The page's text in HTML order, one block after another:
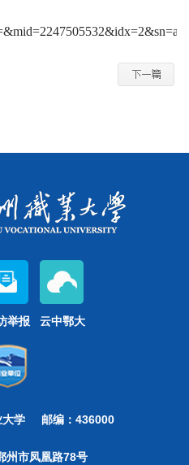
举报 云中鄂大
大学 邮编：436000
州市凤凰路78号